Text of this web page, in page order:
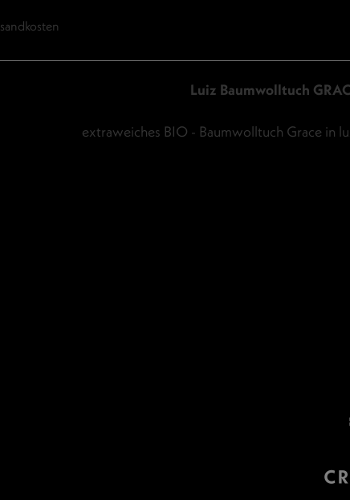
Luiz Baumwolltuch
extraweiches BIO - Baumwolltuch Grace in